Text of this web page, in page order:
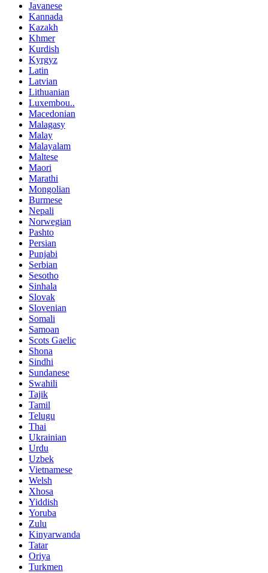
Javanese
Kannada
Kazakh
Khmer
Kurdish
Kyrgyz
Latin
Latvian
Lithuanian
Luxembou..
Macedonian
Malagasy
Malay
Malayalam
Maltese
Maori
Marathi
Mongolian
Burmese
Nepali
Norwegian
Pashto
Persian
Punjabi
Serbian
Sesotho
Sinhala
Slovak
Slovenian
Somali
Samoan
Scots Gaelic
Shona
Sindhi
Sundanese
Swahili
Tajik
Tamil
Telugu
Thai
Ukrainian
Urdu
Uzbek
Vietnamese
Welsh
Xhosa
Yiddish
Yoruba
Zulu
Kinyarwanda
Tatar
Oriya
Turkmen